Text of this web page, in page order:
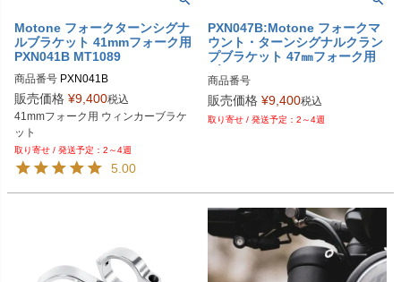
Motone フォークターンシグナ
ルブラケット 41mmフォーク用
PXN041B MT1089
商品番号 PXN041B
Biker's型番：MT1089
販売価格 ¥9,400税込
41mmフォーク用 ウィンカーブラケ
ット
2～4週
5.00
PXN047B:Motone フォークマ
ウント・ターンシグナルクラン
プブラケット 47㎜フォーク用
商品番号
販売価格 ¥9,400税込
2～4週